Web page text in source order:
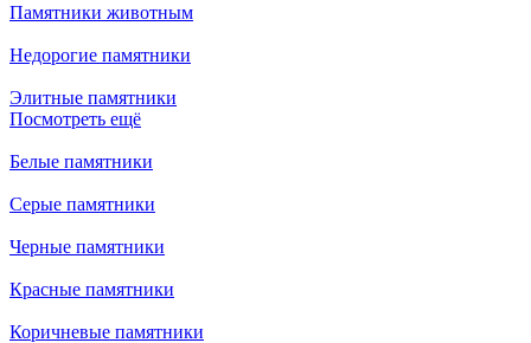
Памятники животным
Недорогие памятники
Элитные памятники
Посмотреть ещё
Белые памятники
Серые памятники
Черные памятники
Красные памятники
Коричневые памятники